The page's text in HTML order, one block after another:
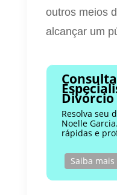
outros meios
alcançar um
Divórcio
Resolva seu
Noelle
rápidas e
Saiba mais